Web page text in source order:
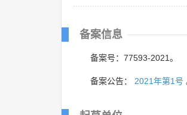
备案信息
备案号：77593-2021。
备案公告： 2021年第1号